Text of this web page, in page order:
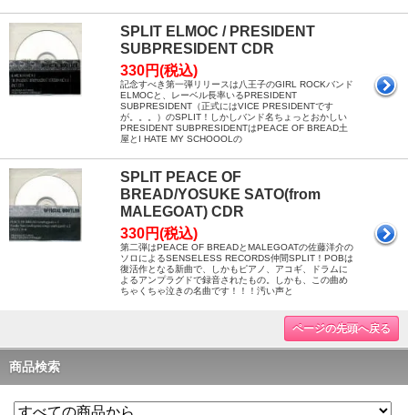
SPLIT ELMOC / PRESIDENT
SUBPRESIDENT CDR
330円(税込)
記念すべき第一弾リリースは八王子のGIRL ROCKバンド
ELMOCと、レーベル長率いるPRESIDENT
SUBPRESIDENT（正式にはVICE PRESIDENTです
が。。。）のSPLIT！しかしバンド名ちょっとおかしい
PRESIDENT SUBPRESIDENTはPEACE OF BREAD土
屋とI HATE MY SCHOOOLの
SPLIT PEACE OF
BREAD/YOSUKE SATO(from
MALEGOAT) CDR
330円(税込)
第二弾はPEACE OF BREADとMALEGOATの佐藤洋介の
ソロによるSENSELESS RECORDS仲間SPLIT！POBは
復活作となる新曲で、しかもピアノ、アコギ、ドラムに
よるアンプラグドで録音されたもの。しかも、この曲め
ちゃくちゃ泣きの名曲です！！！汚い声と
ページの先頭へ戻る
商品検索